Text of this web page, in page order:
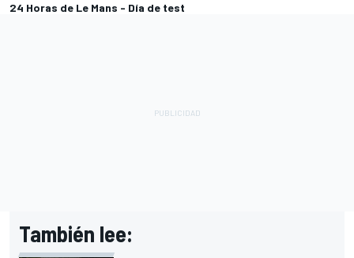
24 Horas de Le Mans - Día de test
También lee: